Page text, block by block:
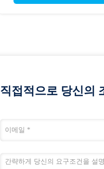
직접적으로 당신의